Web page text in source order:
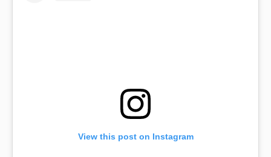
View this post on Instagram